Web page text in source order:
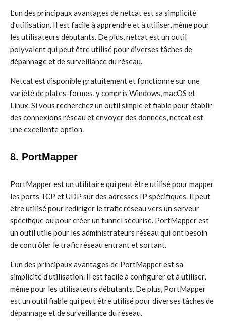
L’un des principaux avantages de netcat est sa simplicité
d’utilisation. Il est facile à apprendre et à utiliser, même pour
les utilisateurs débutants. De plus, netcat est un outil
polyvalent qui peut être utilisé pour diverses tâches de
dépannage et de surveillance du réseau.
Netcat est disponible gratuitement et fonctionne sur une
variété de plates-formes, y compris Windows, macOS et
Linux. Si vous recherchez un outil simple et fiable pour établir
des connexions réseau et envoyer des données, netcat est
une excellente option.
8. PortMapper
PortMapper est un utilitaire qui peut être utilisé pour mapper
les ports TCP et UDP sur des adresses IP spécifiques. Il peut
être utilisé pour rediriger le trafic réseau vers un serveur
spécifique ou pour créer un tunnel sécurisé. PortMapper est
un outil utile pour les administrateurs réseau qui ont besoin
de contrôler le trafic réseau entrant et sortant.
L’un des principaux avantages de PortMapper est sa
simplicité d’utilisation. Il est facile à configurer et à utiliser,
même pour les utilisateurs débutants. De plus, PortMapper
est un outil fiable qui peut être utilisé pour diverses tâches de
dépannage et de surveillance du réseau.